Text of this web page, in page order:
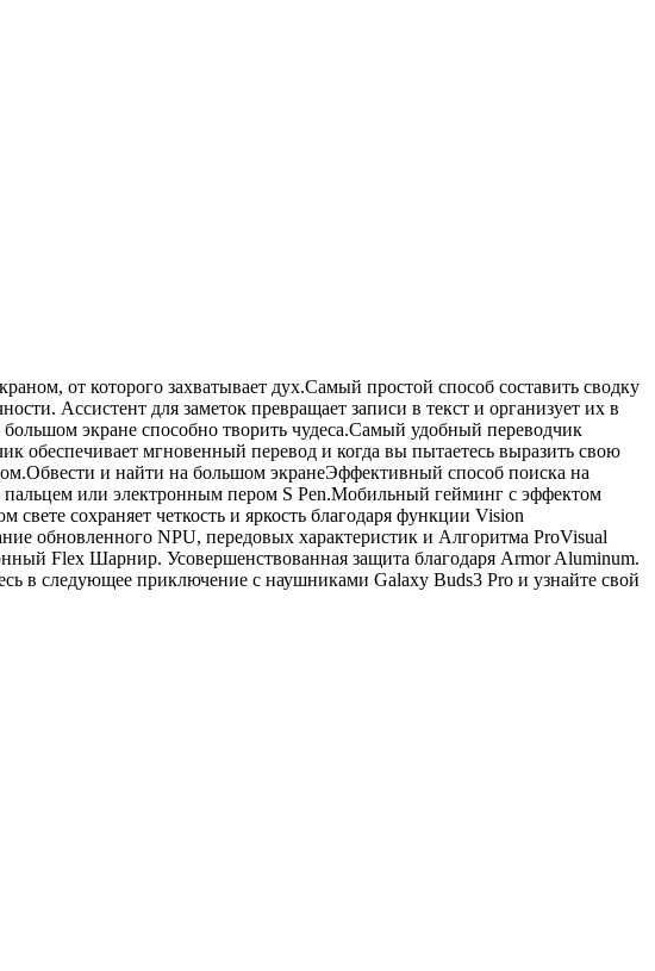
от которого захватывает дух.Самый простой способ составить сводку
Ассистент для заметок превращает записи в текст и организует их в
большом экране способно творить чудеса.Самый удобный переводчик
обеспечивает мгновенный перевод и когда вы пытаетесь выразить свою
и найти на большом экранеЭффективный способ поиска на
пальцем или электронным пером S Pen.Мобильный гейминг с эффектом
сохраняет четкость и яркость благодаря функции Vision
обновленного NPU, передовых характеристик и Алгоритма ProVisual
Flex Шарнир. Усовершенствованная защита благодаря Armor Aluminum.
в следующее приключение с наушниками Galaxy Buds3 Pro и узнайте свой